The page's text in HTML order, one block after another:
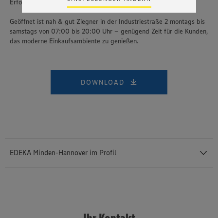
genannten Dienste Ihre Daten verarbeiten. Weitere
Informationen zur Nutzung der Dienste finden Sie in
unseren Datenschutzhinweisen sowie in unserer Cookie
Policy unter den Stichworten „YouTube” und „Vimeo”.
Geöffnet ist nah & gut Ziegner in der Industriestraße 2 montags bis
samstags von 07:00 bis 20:00 Uhr – genügend Zeit für die Kunden,
das moderne Einkaufsambiente zu genießen.
DOWNLOAD
EDEKA Minden-Hannover im Profil
selbstständigen Einzelhandels und etwa 3.140 Auszubildenden) ist